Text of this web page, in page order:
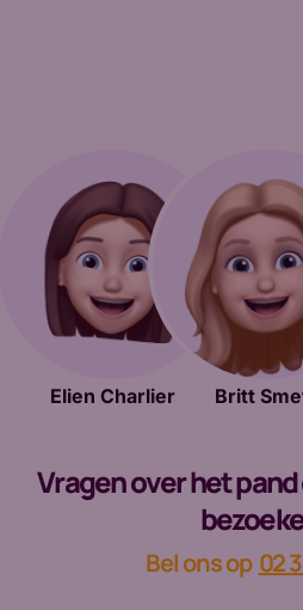
Britt
Elien Charlier
Vragen over het
Bel ons op 02